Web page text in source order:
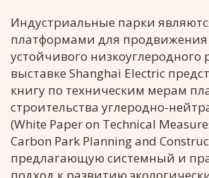
Индустриальные парки
платформами для продвижения
устойчивого низкоуглеродного
выставке Shanghai Electric
книгу по техническим мерам
строительства углеродно-
(White Paper on Technical
Carbon Park Planning and
предлагающую системный и